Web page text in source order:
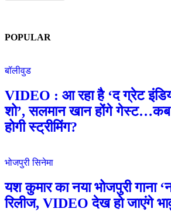
POPULAR
बॉलीवुड
VIDEO : आ रहा है ‘द ग्रेट
शो’, सलमान खान होंगे
होगी स्ट्रीमिंग?
भोजपुरी सिनेमा
यश कुमार का नया भोजपुरी गाना
रिलीज, VIDEO देख हो जाएंगे